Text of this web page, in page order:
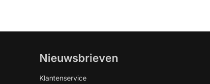
Nieuwsbrieven
Klantenservice